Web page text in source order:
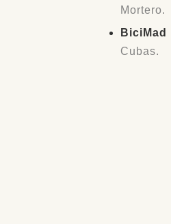
Mortero.
BiciMad
Cubas.